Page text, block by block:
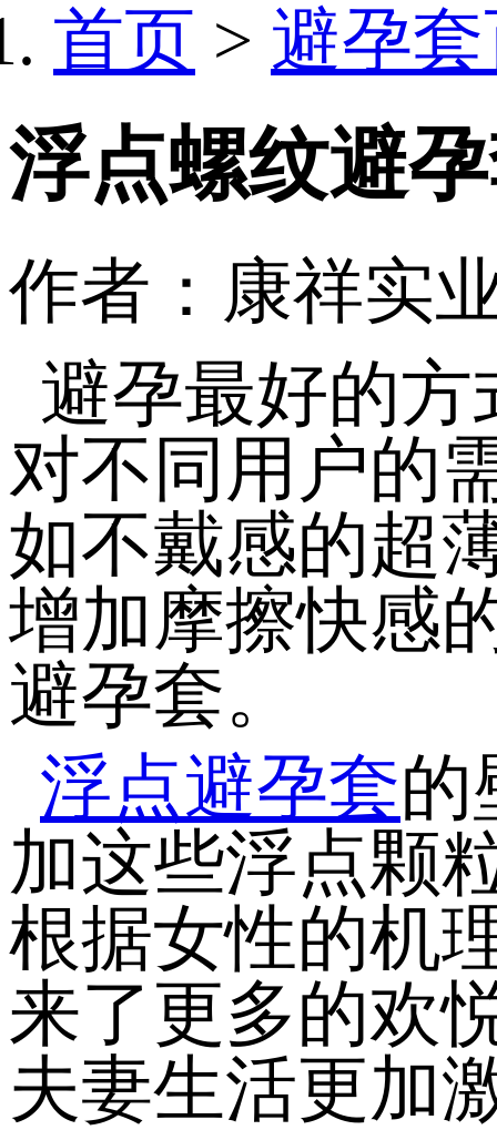
首页 > 避孕
浮点螺纹避
作者：康祥实
避孕最好的
对不同用户的
如不戴感的超
增加摩擦快感
避孕套。
浮点避孕套的
加这些浮点颗
根据女性的机
来了更多的欢
夫妻生活更加